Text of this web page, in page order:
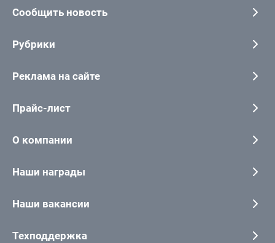
Сообщить новость
Рубрики
Реклама на сайте
Прайс-лист
О компании
Наши награды
Наши вакансии
Техподдержка